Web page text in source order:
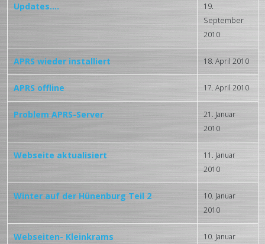
Updates....
19.
September
2010
APRS wieder installiert 18. April 2010
APRS offline 17. April 2010
Problem APRS-Server
21. Januar
2010
Webseite aktualisiert
11. Januar
2010
Winter auf der Hünenburg Teil 2
10. Januar
2010
Webseiten- Kleinkrams
10. Januar